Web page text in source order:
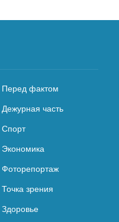
Перед фактом
Дежурная часть
Спорт
Экономика
Фоторепортаж
Точка зрения
Здоровье